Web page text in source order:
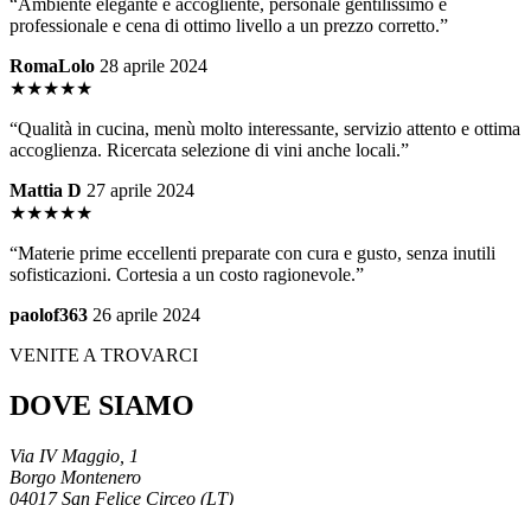
“Ambiente elegante e accogliente, personale gentilissimo e
professionale e cena di ottimo livello a un prezzo corretto.”
RomaLolo 28 aprile 2024
★★★★★
“Qualità in cucina, menù molto interessante, servizio attento e ottima
accoglienza. Ricercata selezione di vini anche locali.”
Mattia D 27 aprile 2024
★★★★★
“Materie prime eccellenti preparate con cura e gusto, senza inutili
sofisticazioni. Cortesia a un costo ragionevole.”
paolof363 26 aprile 2024
VENITE A TROVARCI
DOVE SIAMO
Via IV Maggio, 1
Borgo Montenero
04017 San Felice Circeo (LT)